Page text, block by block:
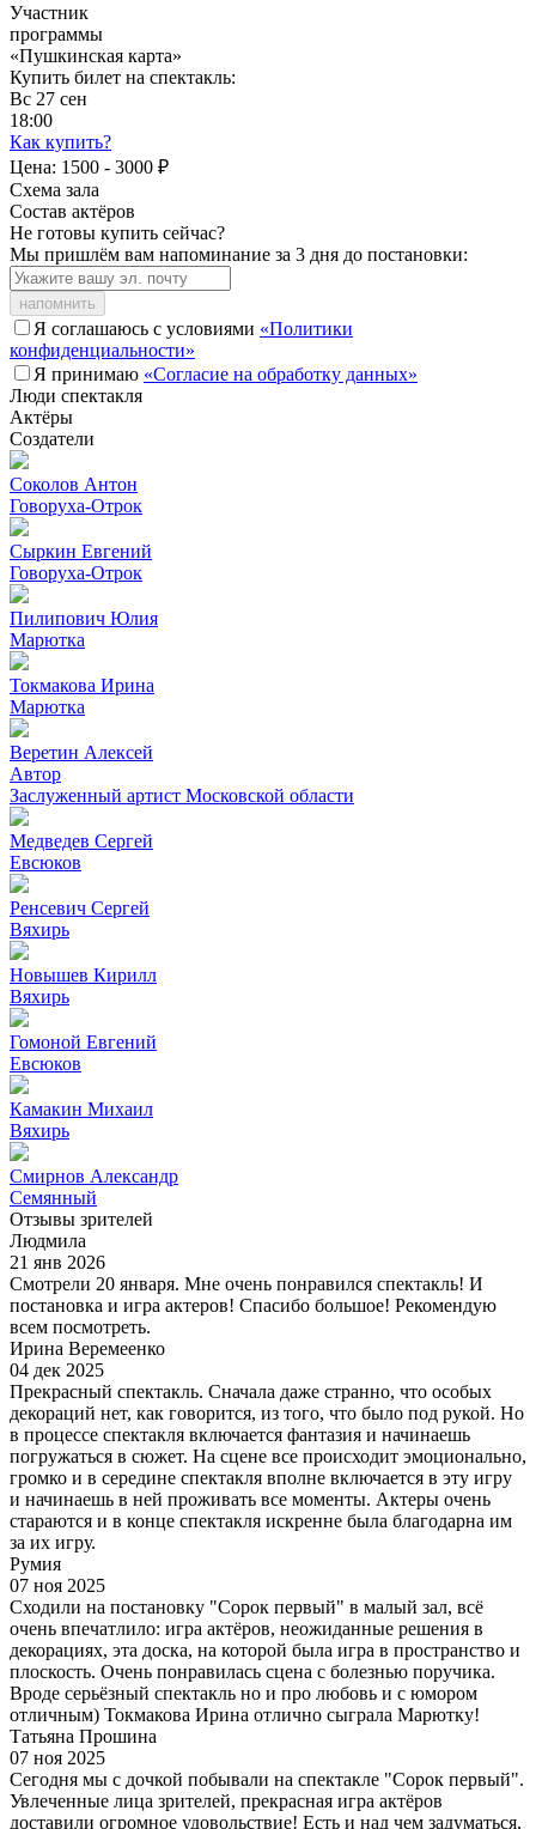
Участник
программы
«Пушкинская карта»
Купить билет на спектакль:
Вс 27 сен
18:00
Как купить?
Цена: 1500 - 3000 ₽
Схема зала
Состав актёров
Не готовы купить сейчас?
Мы пришлём вам напоминание за 3 дня до постановки:
напомнить
Я соглашаюсь с условиями «Политики
конфиденциальности»
Я принимаю «Согласие на обработку данных»
Люди спектакля
Актёры
Создатели
Соколов Антон
Говоруха-Отрок
Сыркин Евгений
Говоруха-Отрок
Пилипович Юлия
Марютка
Токмакова Ирина
Марютка
Веретин Алексей
Автор
Заслуженный артист Московской области
Медведев Сергей
Евсюков
Ренсевич Сергей
Вяхирь
Новышев Кирилл
Вяхирь
Гомоной Евгений
Евсюков
Камакин Михаил
Вяхирь
Смирнов Александр
Семянный
Отзывы зрителей
Людмила
21 янв 2026
Смотрели 20 января. Мне очень понравился спектакль! И
постановка и игра актеров! Спасибо большое! Рекомендую
всем посмотреть.
Ирина Веремеенко
04 дек 2025
Прекрасный спектакль. Сначала даже странно, что особых
декораций нет, как говорится, из того, что было под рукой. Но
в процессе спектакля включается фантазия и начинаешь
погружаться в сюжет. На сцене все происходит эмоционально,
громко и в середине спектакля вполне включается в эту игру
и начинаешь в ней проживать все моменты. Актеры очень
стараются и в конце спектакля искренне была благодарна им
за их игру.
Румия
07 ноя 2025
Сходили на постановку "Сорок первый" в малый зал, всё
очень впечатлило: игра актёров, неожиданные решения в
декорациях, эта доска, на которой была игра в пространство и
плоскость. Очень понравилась сцена с болезнью поручика.
Вроде серьёзный спектакль но и про любовь и с юмором
отличным) Токмакова Ирина отлично сыграла Марютку!
Татьяна Прошина
07 ноя 2025
Сегодня мы с дочкой побывали на спектакле "Сорок первый".
Увлеченные лица зрителей, прекрасная игра актёров
доставили огромное удовольствие! Есть и над чем задуматься,